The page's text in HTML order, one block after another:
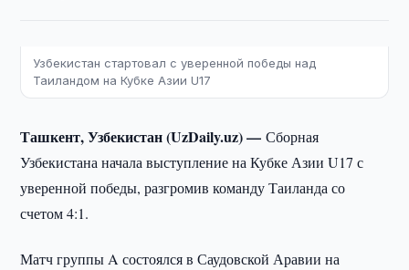
Узбекистан стартовал с уверенной победы над
Таиландом на Кубке Азии U17
Ташкент, Узбекистан (UzDaily.uz) —Сборная
Узбекистана начала выступление на Кубке Азии U17 с
уверенной победы, разгромив команду Таиланда со
счетом 4:1.
Матч группы A состоялся в Саудовской Аравии на